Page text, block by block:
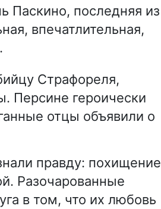
Паскино, последняя из
впечатлительная,
Страфореля,
Персине героически
отцы объявили о
правду: похищение
Разочарованные
в том, что их любовь